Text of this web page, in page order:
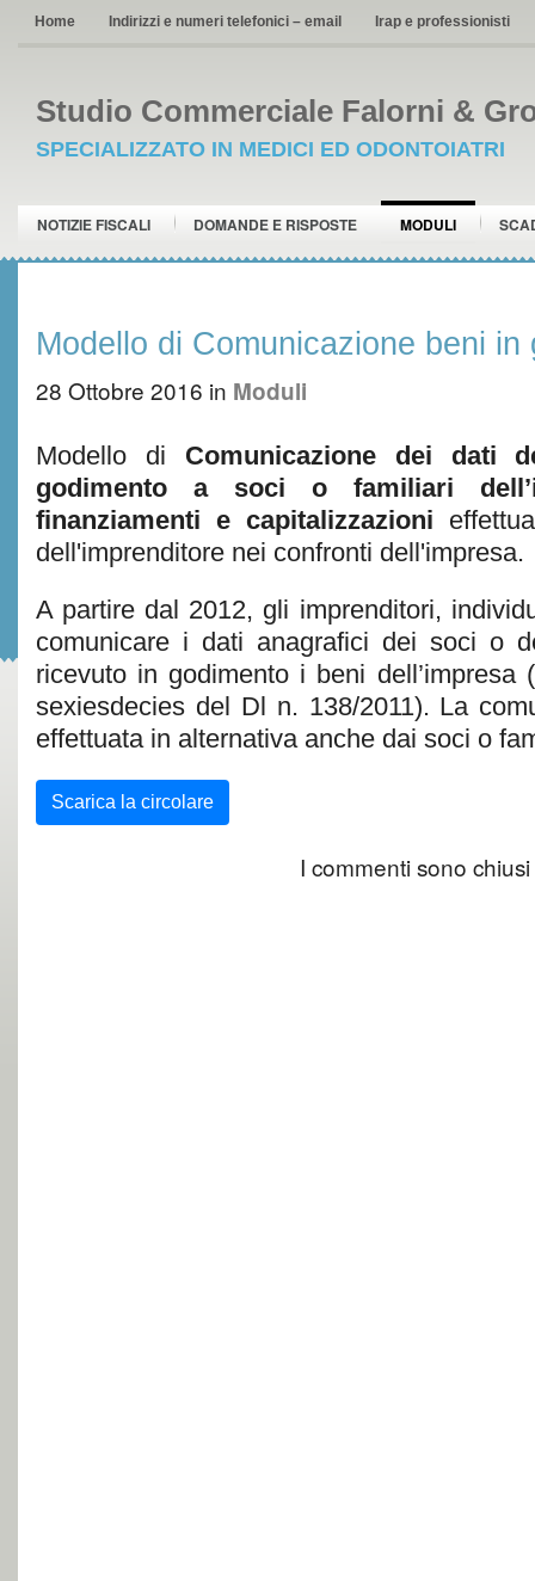
Home Indirizzi e numeri telefonici – email Irap e professionisti
Studio Commerciale Falorni &
SPECIALIZZATO IN MEDICI ED ODONTOIATRI
NOTIZIE FISCALI DOMANDE E RISPOSTE MODULI
Modello di Comunicazione beni
28 Ottobre 2016 in Moduli
Modello di Comunicazione dei dati
godimento a soci o familiari
finanziamenti e capitalizzazioni
dell'imprenditore nei confronti dell'impresa.
A partire dal 2012, gli imprenditori,
comunicare i dati anagrafici dei soci o
ricevuto in godimento i beni dell’impresa
sexiesdecies del Dl n. 138/2011). La
effettuata in alternativa anche dai soci o
Scarica la circolare
I commenti sono chiusi